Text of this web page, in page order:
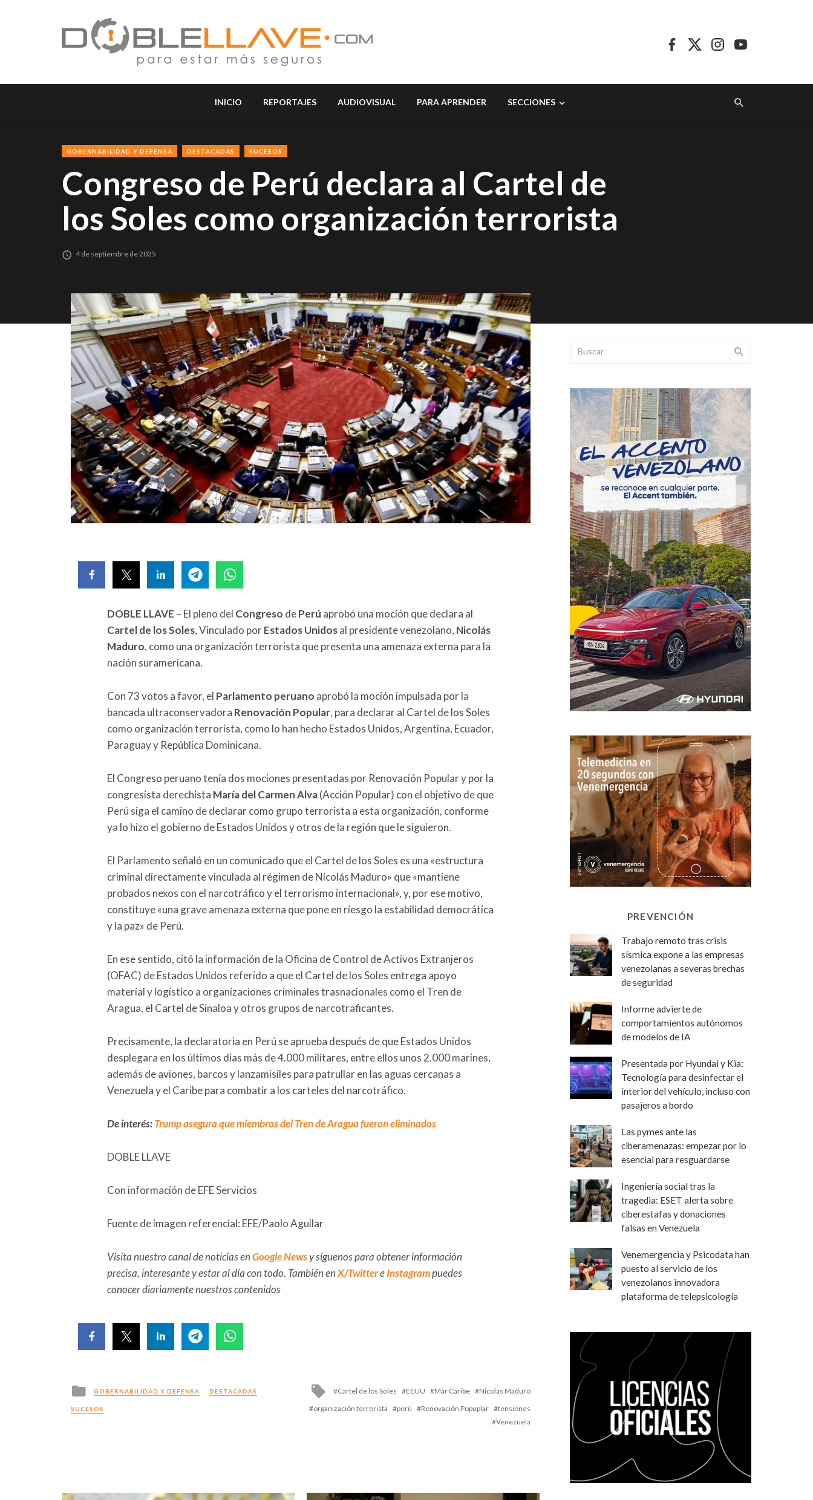
INICIO REPORTAJES AUDIOVISUAL PARA APRENDER SECCIONES
GOBERNABILIDAD Y DEFENSA DESTACADAS SUCESOS
Congreso de Perú declara al Cartel de
los Soles como organización terrorista
4 de septiembre de 2025
DOBLE LLAVE – El pleno del Congreso dePerú aprobó una moción que declara al
Cartel de los Soles, Vinculado porEstados Unidosal presidente venezolano, Nicolás
Maduro, como una organización terrorista que presenta una amenaza externa para la
nación suramericana.
Con 73 votos a favor, el Parlamento peruano aprobó la moción impulsada por la
bancada ultraconservadora Renovación Popular, para declarar al Cartel de los Soles
como organización terrorista, como lo han hecho Estados Unidos, Argentina, Ecuador,
Paraguay y República Dominicana.
El Congreso peruano tenía dos mociones presentadas por Renovación Popular y por la
congresista derechista María del Carmen Alva(Acción Popular) con el objetivo de que
Perú siga el camino de declarar como grupo terrorista a esta organización, conforme
ya lo hizo el gobierno de Estados Unidos y otros de la región que le siguieron.
El Parlamento señaló en un comunicado que el Cartel de los Soles es una «estructura
criminal directamente vinculada al régimen de Nicolás Maduro» que «mantiene
probados nexos con el narcotráfico y el terrorismo internacional», y, por ese motivo,
constituye «una grave amenaza externa que pone en riesgo la estabilidad democrática
y la paz» de Perú.
En ese sentido, citó la información de la Oficina de Control de Activos Extranjeros
(OFAC) de Estados Unidos referido a que el Cartel de los Soles entrega apoyo
material y logístico a organizaciones criminales trasnacionales como el Tren de
Aragua, el Cartel de Sinaloa y otros grupos de narcotraficantes.
Precisamente, la declaratoria en Perú se aprueba después de que Estados Unidos
desplegara en los últimos días más de 4.000 militares, entre ellos unos 2.000 marines,
además de aviones, barcos y lanzamisiles para patrullar en las aguas cercanas a
Venezuela y el Caribe para combatir a los carteles del narcotráfico.
De interés:Trump asegura que miembros del Tren de Aragua fueron eliminados
DOBLE LLAVE
Con información de EFE Servicios
Fuente de imagen referencial: EFE/Paolo Aguilar
Visita nuestro canal de noticias enGoogle Newsy síguenos para obtener información
precisa, interesante y estar al día con todo. También enX/TwittereInstagrampuedes
conocer diariamente nuestros contenidos
Posted
in
GOBERNABILIDAD Y DEFENSA DESTACADAS
SUCESOS
Tagged
with
Cartel de los Soles EEUU Mar Caribe
Nicolás Maduro
organización terrorista
perú Renovación Popuplar
tensiones
Venezuela
PREVENCIÓN
Trabajo remoto tras crisis
sísmica expone a las empresas
venezolanas a severas brechas
de seguridad
Informe advierte de
comportamientos autónomos
de modelos de IA
Presentada por Hyundai y Kia:
Tecnología para desinfectar el
interior del vehículo, incluso con
pasajeros a bordo
Las pymes ante las
ciberamenazas: empezar por lo
esencial para resguardarse
Ingeniería social tras la
tragedia: ESET alerta sobre
ciberestafas y donaciones
falsas en Venezuela
Venemergencia y Psicodata han
puesto al servicio de los
venezolanos innovadora
plataforma de telepsicología